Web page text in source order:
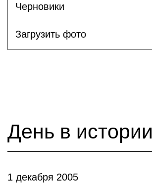
Черновики
Загрузить фото
День в истории
1 декабря 2005